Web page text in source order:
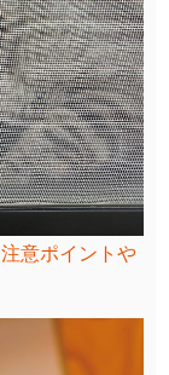
意ポイントや